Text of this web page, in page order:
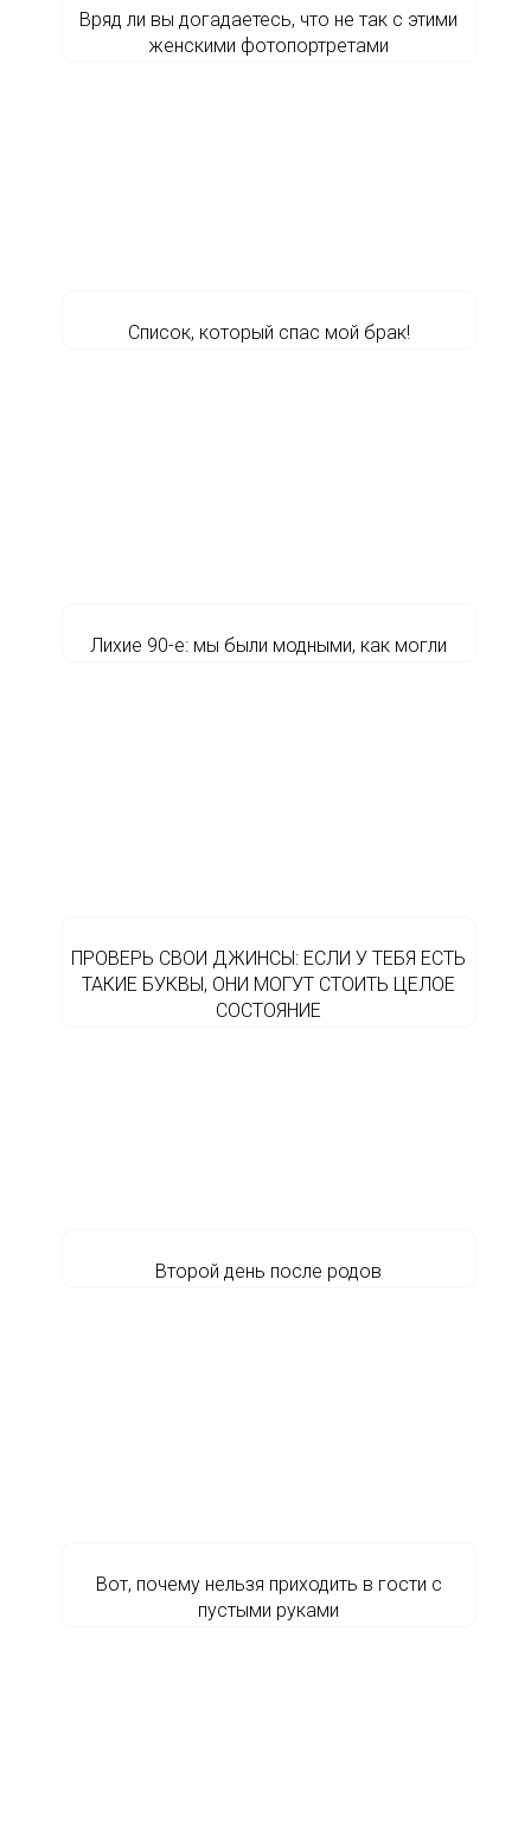
Вряд ли вы догадаетесь, что не так с этими
женскими фотопортретами
Список, который спас мой брак!
Лихие 90-е: мы были модными, как могли
ПРОВЕРЬ СВОИ ДЖИНСЫ: ЕСЛИ У ТЕБЯ ЕСТЬ
ТАКИЕ БУКВЫ, ОНИ МОГУТ СТОИТЬ ЦЕЛОЕ
СОСТОЯНИЕ
Второй день после родов
Вот, почему нельзя приходить в гости с
пустыми руками